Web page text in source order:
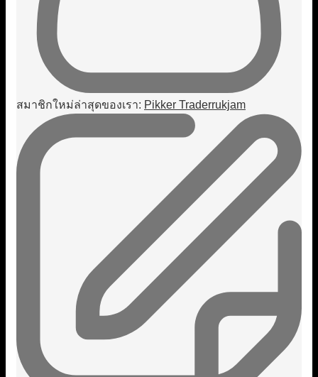
สมาชิกใหม่ล่าสุดของเรา: Pikker Traderrukjam